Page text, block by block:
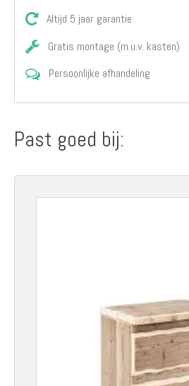
Altijd 5 jaar garantie
Gratis montage (m.u.v. kasten)
Persoonlijke afhandeling
Past goed bij: